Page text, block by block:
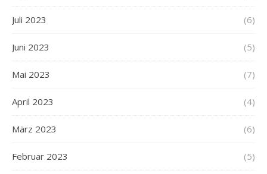
Juli 2023 (6)
Juni 2023 (5)
Mai 2023 (7)
April 2023 (4)
März 2023 (6)
Februar 2023 (5)